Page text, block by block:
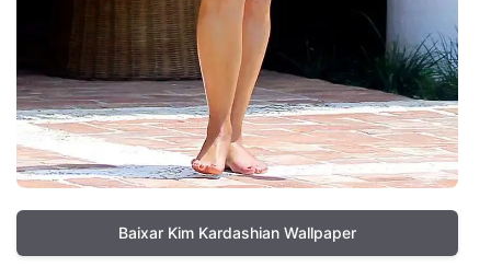
Baixar Kim Kardashian Wallpaper